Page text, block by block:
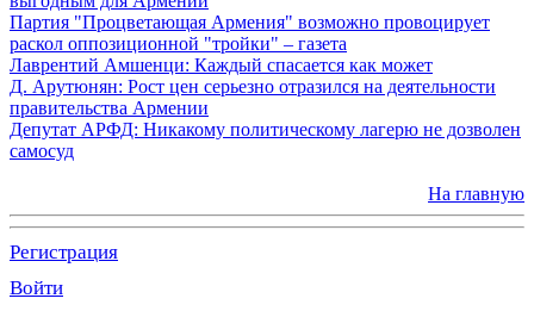
Партия "Процветающая Армения" возможно провоцирует
раскол оппозиционной "тройки" – газета
Лаврентий Амшенци: Каждый спасается как может
Д. Арутюнян: Рост цен серьезно отразился на деятельности
правительства Армении
Депутат АРФД: Никакому политическому лагерю не дозволен
самосуд
На главную
Регистрация
Войти